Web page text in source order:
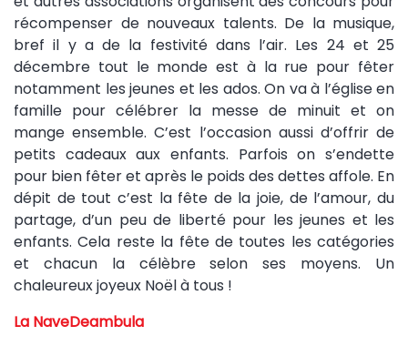
récompenser de nouveaux talents. De la musique,
bref il y a de la festivité dans l’air. Les 24 et 25
décembre tout le monde est à la rue pour fêter
notamment les jeunes et les ados. On va à l’église en
famille pour célébrer la messe de minuit et on
mange ensemble. C’est l’occasion aussi d’offrir de
petits cadeaux aux enfants. Parfois on s’endette
pour bien fêter et après le poids des dettes affole. En
dépit de tout c’est la fête de la joie, de l’amour, du
partage, d’un peu de liberté pour les jeunes et les
enfants. Cela reste la fête de toutes les catégories
et chacun la célèbre selon ses moyens. Un
chaleureux joyeux Noël à tous !
La NaveDeambula